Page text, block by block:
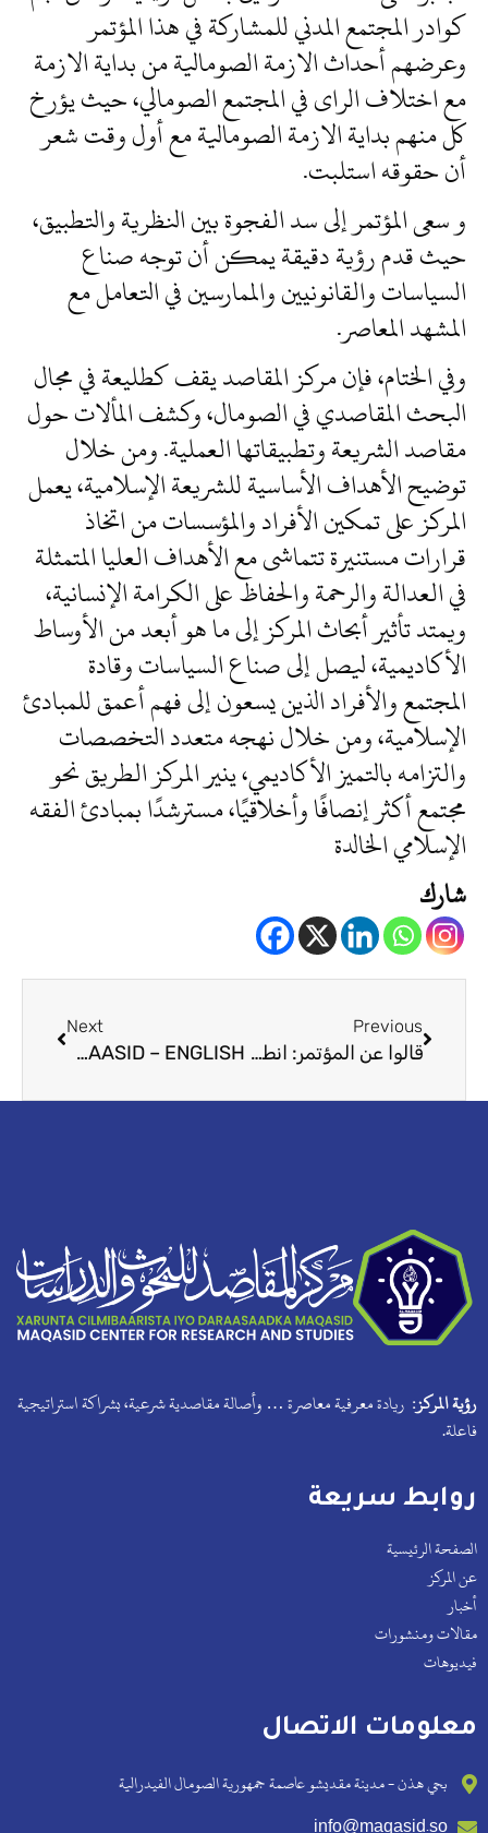
كوادر المجتمع المدني للمشاركة في هذا المؤتمر
وعرضهم أحداث الازمة الصومالية من بداية الازمة
مع اختلاف الراى في المجتمع الصومالي، حيث يؤرخ
كل منهم بداية الازمة الصومالية مع أول وقت شعر
أن حقوقه استلبت.
و سعى المؤتمر إلى سد الفجوة بين النظرية والتطبيق،
حيث قدم رؤية دقيقة يمكن أن توجه صناع
السياسات والقانونيين والممارسين في التعامل مع
المشهد المعاصر.
وفي الختام، فإن مركز المقاصد يقف كطليعة في مجال
البحث المقاصدي في الصومال، وكشف المألات حول
مقاصد الشريعة وتطبيقاتها العملية. ومن خلال
توضيح الأهداف الأساسية للشريعة الإسلامية، يعمل
المركز على تمكين الأفراد والمؤسسات من اتخاذ
قرارات مستنيرة تتماشى مع الأهداف العليا المتمثلة
في العدالة والرحمة والحفاظ على الكرامة الإنسانية،
ويمتد تأثير أبحاث المركز إلى ما هو أبعد من الأوساط
الأكاديمية، ليصل إلى صناع السياسات وقادة
المجتمع والأفراد الذين يسعون إلى فهم أعمق للمبادئ
الإسلامية، ومن خلال نهجه متعدد التخصصات
والتزامه بالتميز الأكاديمي، ينير المركز الطريق نحو
مجتمع أكثر إنصافًا وأخلاقيًا، مسترشدًا بمبادئ الفقه
الإسلامي الخالدة
شارك
Previous
قالوا عن المؤتمر: انطباعي حول المؤتمر الثالث أ. محمد جبوبي موسى
Next
FAALADA SHIRKA 3AAD EE MAQAASID – ENGLISH
رؤية المركز: ريادة معرفية معاصرة … وأصالة مقاصدية شرعية، بشراكة استراتيجية
فاعلة.
روابط سريعة
الصفحة الرئيسية
عن المركز
أخبار
مقالات ومنشورات
فيديوهات
معلومات الاتصال
بحي هذن - مدينة مقديشو عاصمة جمهورية الصومال الفيدرالية